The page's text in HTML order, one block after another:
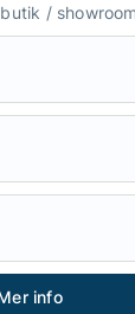
/
info